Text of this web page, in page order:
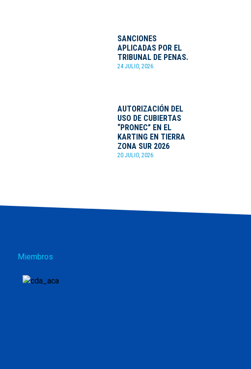
SANCIONES
APLICADAS POR EL
TRIBUNAL DE PENAS.
24 JULIO, 2026
AUTORIZACIÓN DEL
USO DE CUBIERTAS
“PRONEC” EN EL
KARTING EN TIERRA
ZONA SUR 2026
20 JULIO, 2026
Miembros